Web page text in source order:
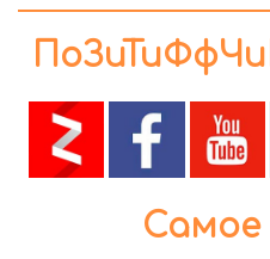
Самое